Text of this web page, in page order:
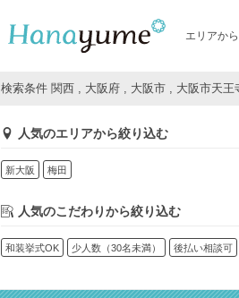
エリアか
検索条件 関西 , 大阪府 , 大阪市 , 大阪市天王
人気のエリアから絞り込む
新大阪 梅田
人気のこだわりから絞り込む
和装挙式OK 少人数（30名未満） 後払い相談可